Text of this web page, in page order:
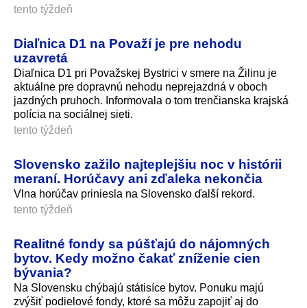
tento týždeň
Diaľnica D1 na Považí je pre nehodu
uzavretá
Diaľnica D1 pri Považskej Bystrici v smere na Žilinu je
aktuálne pre dopravnú nehodu neprejazdná v oboch
jazdných pruhoch. Informovala o tom trenčianska krajská
polícia na sociálnej sieti.
tento týždeň
Slovensko zažilo najteplejšiu noc v histórii
meraní. Horúčavy ani zďaleka nekončia
Vlna horúčav priniesla na Slovensko ďalší rekord.
tento týždeň
Realitné fondy sa púšťajú do nájomných
bytov. Kedy možno čakať zníženie cien
bývania?
Na Slovensku chýbajú státisíce bytov. Ponuku majú
zvýšiť podielové fondy, ktoré sa môžu zapojiť aj do